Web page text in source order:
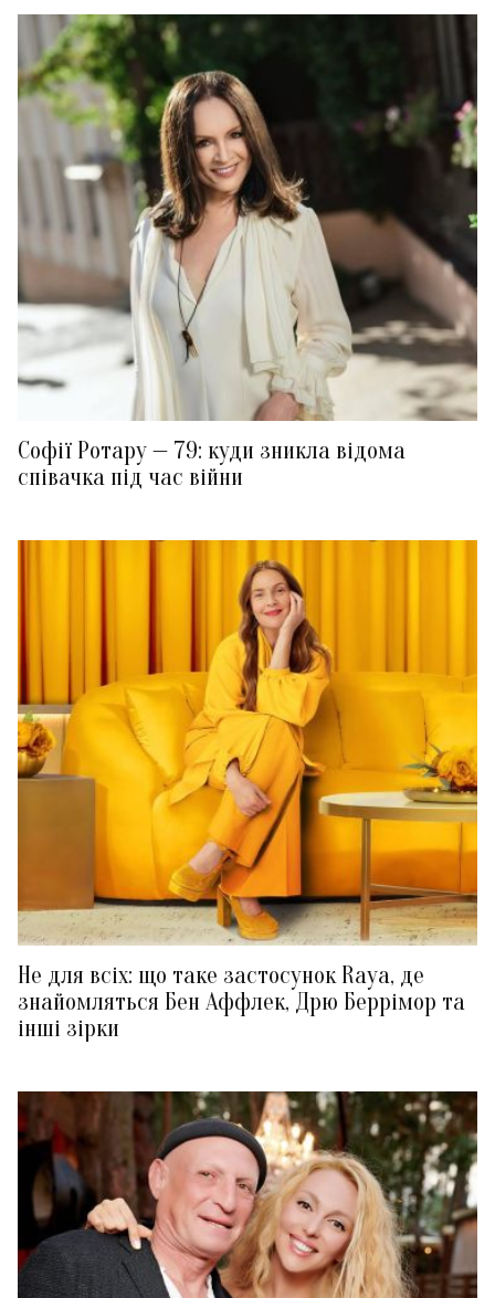
Софії Ротару — 79: куди зникла відома
співачка під час війни
Не для всіх: що таке застосунок Raya, де
знайомляться Бен Аффлек, Дрю Беррімор та
інші зірки